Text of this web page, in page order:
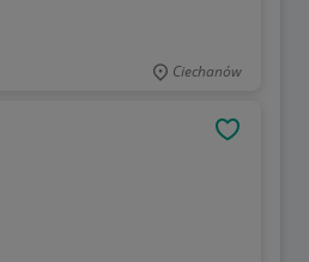
Ciechanów